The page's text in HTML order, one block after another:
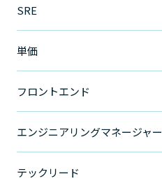
SRE
単価
フロントエンド
エンジニアリングマネージャー
テックリード